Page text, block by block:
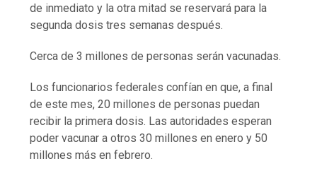
de inmediato y la otra mitad se reservará para la
segunda dosis tres semanas después.
Cerca de 3 millones de personas serán vacunadas.
Los funcionarios federales confían en que, a final
de este mes, 20 millones de personas puedan
recibir la primera dosis. Las autoridades esperan
poder vacunar a otros 30 millones en enero y 50
millones más en febrero.